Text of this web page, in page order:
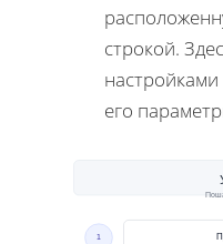
строкой.
его
1